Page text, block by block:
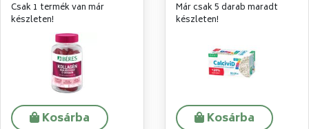
Csak 1 termék van már
készleten!
Kosárba
Már csak 5 darab maradt
készleten!
Kosárba